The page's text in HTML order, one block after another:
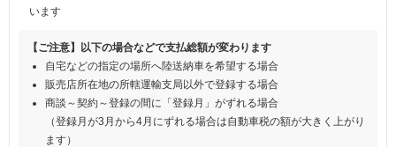
います
【ご注意】以下の場合などで支払総額が変わります
自宅などの指定の場所へ陸送納車を希望する場合
販売店所在地の所轄運輸支局以外で登録する場合
商談～契約～登録の間に「登録月」がずれる場合
（登録月が3月から4月にずれる場合は自動車税の額が大きく上がり
ます）